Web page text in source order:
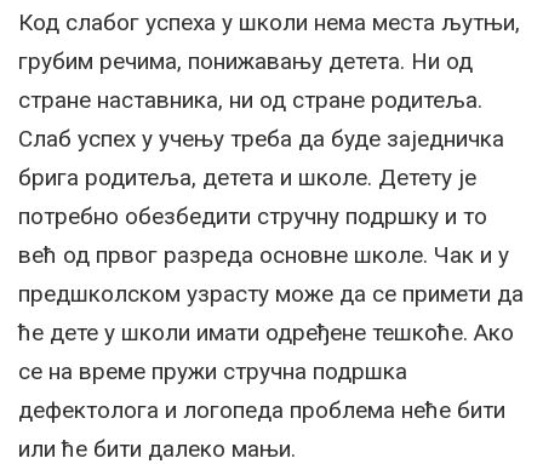
Код слабог успеха у школи нема места љутњи,
грубим речима, понижавању детета. Ни од
стране наставника, ни од стране родитеља.
Слаб успех у учењу треба да буде заједничка
брига родитеља, детета и школе. Детету је
потребно обезбедити стручну подршку и то
већ од првог разреда основне школе. Чак и у
предшколском узрасту може да се примети да
ће дете у школи имати одређене тешкоће. Ако
се на време пружи стручна подршка
дефектолога и логопеда проблема неће бити
или ће бити далеко мањи.